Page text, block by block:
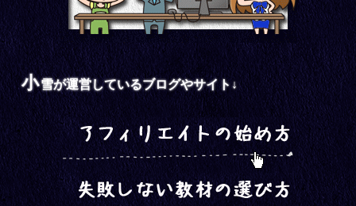
小雪が運営しているブログやサイト↓